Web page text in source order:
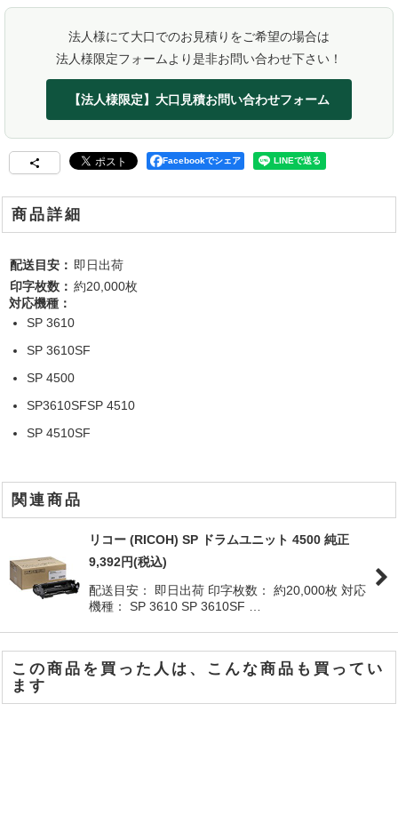
法人様にて大口でのお見積りをご希望の場合は
法人様限定フォームより是非お問い合わせ下さい！
【法人様限定】大口見積お問い合わせフォーム
Facebookでシェア
商品詳細
配送目安： 即日出荷
印字枚数： 約20,000枚
対応機種：
SP 3610
SP 3610SF
SP 4500
SP3610SFSP 4510
SP 4510SF
関連商品
リコー (RICOH) SP ドラムユニット 4500 純正
9,392円(税込)
配送目安： 即日出荷 印字枚数： 約20,000枚 対応
機種： SP 3610 SP 3610SF …
この商品を買った人は、こんな商品も買ってい
ます